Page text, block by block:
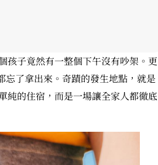
孩子竟然有一整個下午沒有吵架。更
了拿出來。奇蹟的發生地點，就是
純的住宿，而是一場讓全家人都徹底